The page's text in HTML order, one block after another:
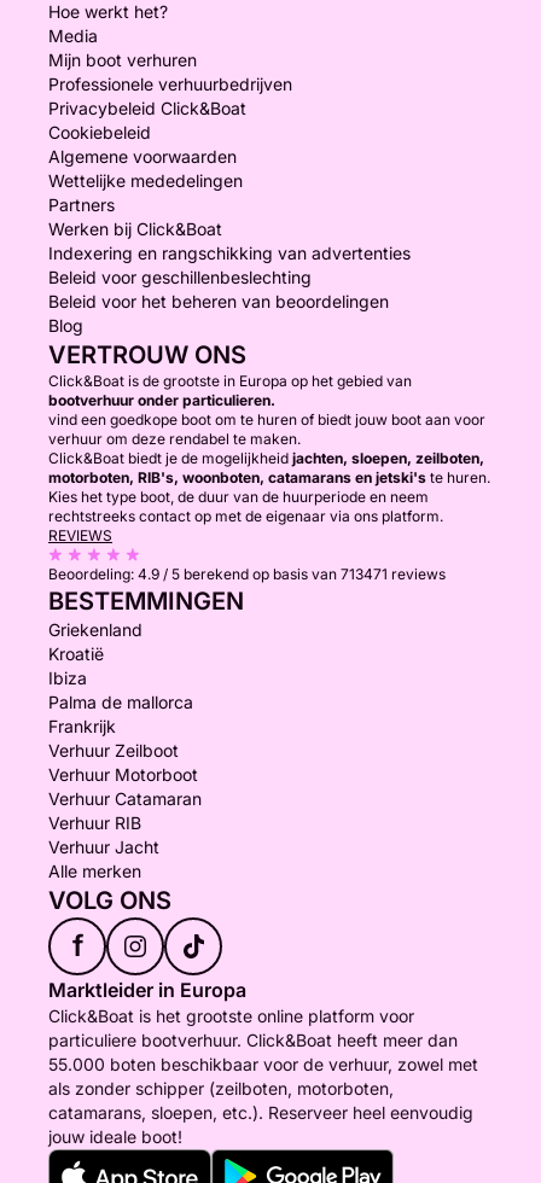
Hoe werkt het?
Media
Mijn boot verhuren
Professionele verhuurbedrijven
Privacybeleid Click&Boat
Cookiebeleid
Algemene voorwaarden
Wettelijke mededelingen
Partners
Werken bij Click&Boat
Indexering en rangschikking van advertenties
Beleid voor geschillenbeslechting
Beleid voor het beheren van beoordelingen
Blog
VERTROUW ONS
Click&Boat is de grootste in Europa op het gebied van
bootverhuur onder particulieren.
vind een goedkope boot om te huren of biedt jouw boot aan voor
verhuur om deze rendabel te maken.
Click&Boat biedt je de mogelijkheid jachten, sloepen, zeilboten,
motorboten, RIB's, woonboten, catamarans en jetski's te huren.
Kies het type boot, de duur van de huurperiode en neem
rechtstreeks contact op met de eigenaar via ons platform.
REVIEWS
Beoordeling: 4.9 / 5 berekend op basis van 713471 reviews
BESTEMMINGEN
Griekenland
Kroatië
Ibiza
Palma de mallorca
Frankrijk
Verhuur Zeilboot
Verhuur Motorboot
Verhuur Catamaran
Verhuur RIB
Verhuur Jacht
Alle merken
VOLG ONS
f
Marktleider in Europa
Click&Boat is het grootste online platform voor
particuliere bootverhuur. Click&Boat heeft meer dan
55.000 boten beschikbaar voor de verhuur, zowel met
als zonder schipper (zeilboten, motorboten,
catamarans, sloepen, etc.). Reserveer heel eenvoudig
jouw ideale boot!